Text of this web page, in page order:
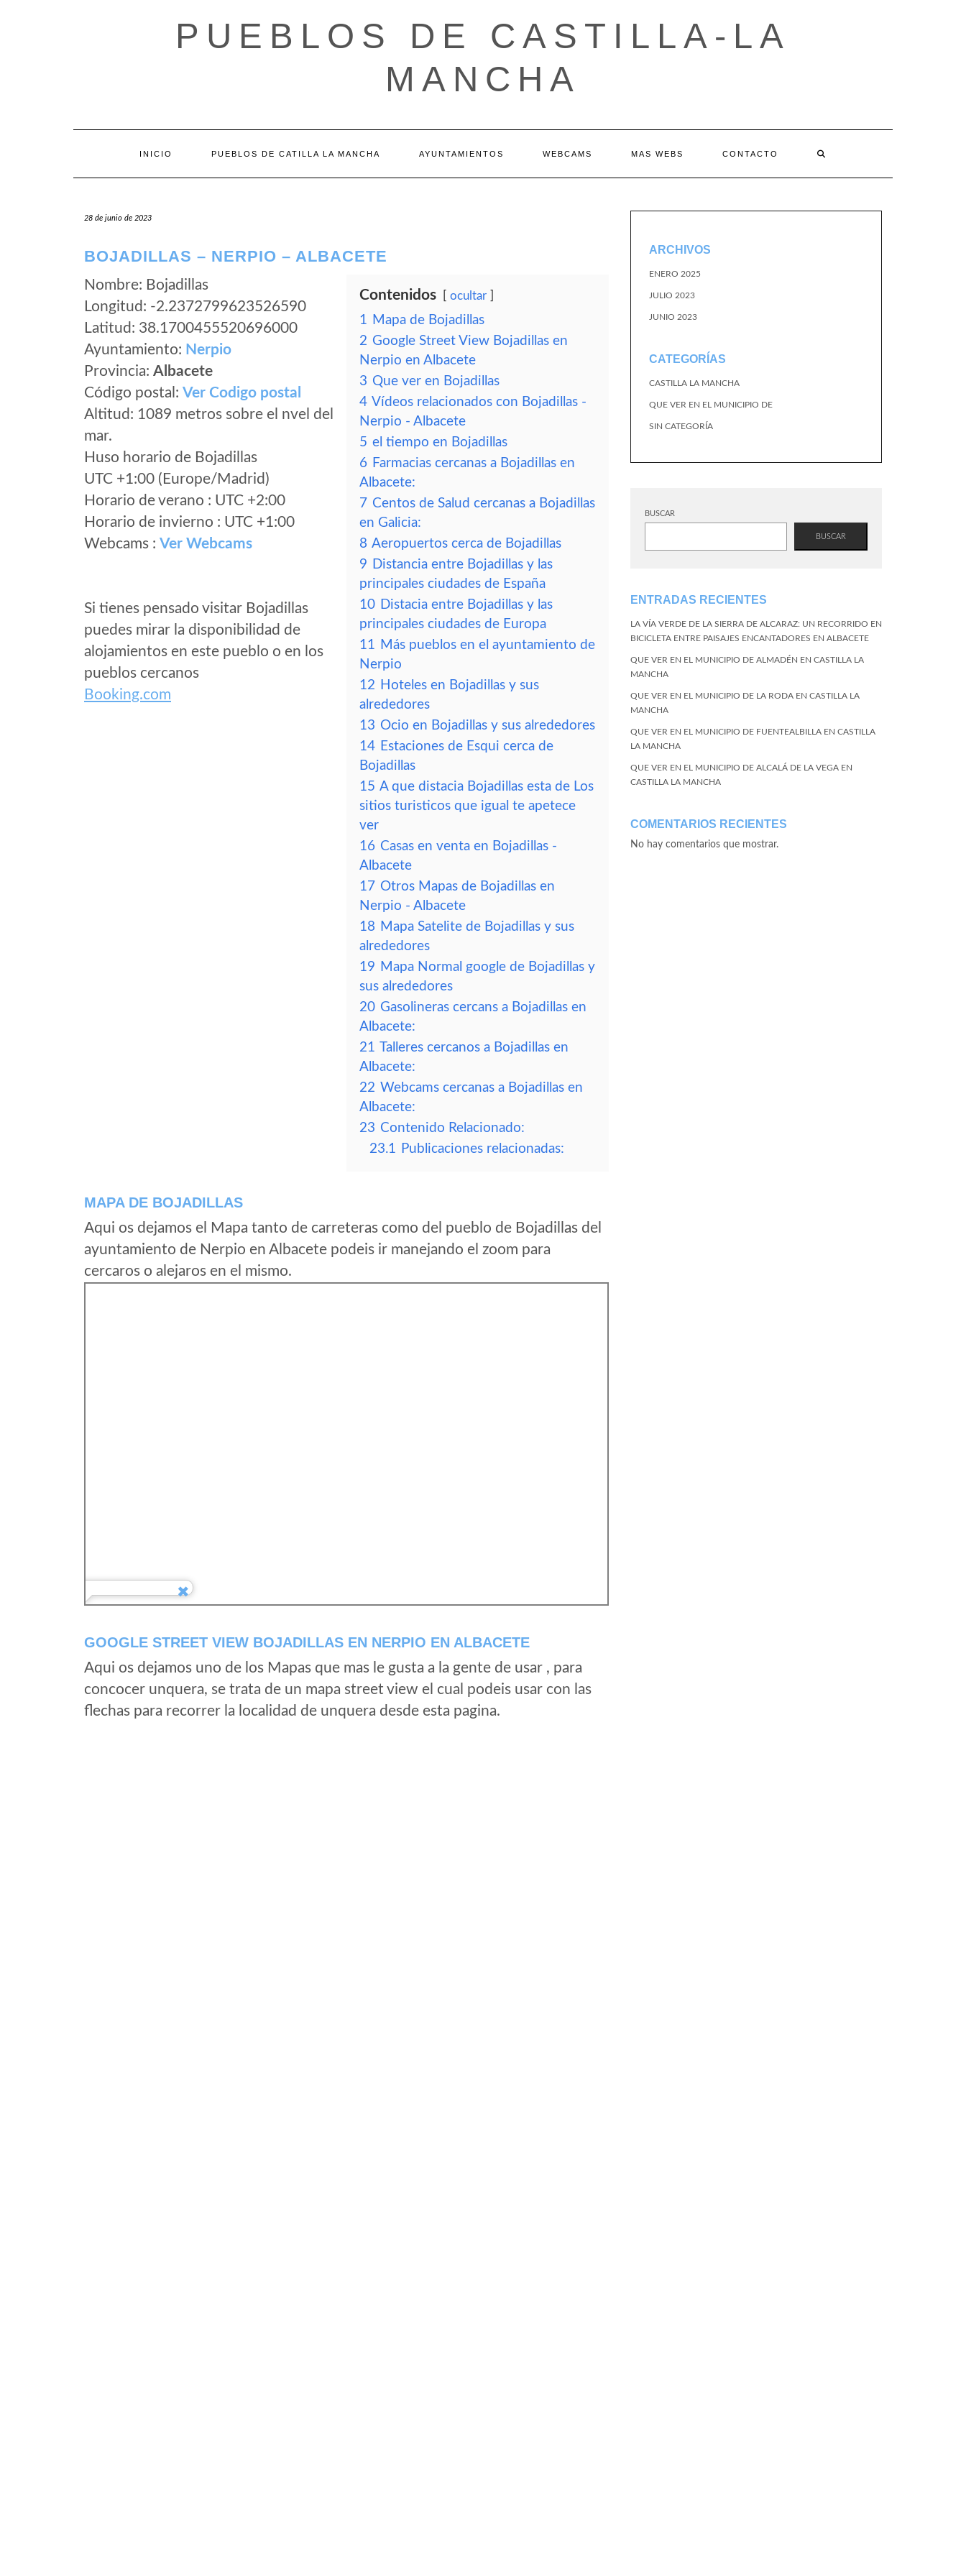
PUEBLOS DE CASTILLA-LA
MANCHA
INICIO PUEBLOS DE CATILLA LA MANCHA AYUNTAMIENTOS WEBCAMS MAS WEBS CONTACTO
28 de junio de 2023
BOJADILLAS – NERPIO – ALBACETE
Nombre: Bojadillas
Longitud: -2.2372799623526590
Latitud: 38.1700455520696000
Ayuntamiento: Nerpio
Provincia: Albacete
Código postal: Ver Codigo postal
Altitud: 1089 metros sobre el nvel del
mar.
Huso horario de Bojadillas
UTC +1:00 (Europe/Madrid)
Horario de verano : UTC +2:00
Horario de invierno : UTC +1:00
Webcams : Ver Webcams
Si tienes pensado visitar Bojadillas
puedes mirar la disponibilidad de
alojamientos en este pueblo o en los
pueblos cercanos
Booking.com
Contenidos ocultar
1 Mapa de Bojadillas
2 Google Street View Bojadillas en
Nerpio en Albacete
3 Que ver en Bojadillas
4 Vídeos relacionados con Bojadillas -
Nerpio - Albacete
5 el tiempo en Bojadillas
6 Farmacias cercanas a Bojadillas en
Albacete:
7 Centos de Salud cercanas a Bojadillas
en Galicia:
8 Aeropuertos cerca de Bojadillas
9 Distancia entre Bojadillas y las
principales ciudades de España
10 Distacia entre Bojadillas y las
principales ciudades de Europa
11 Más pueblos en el ayuntamiento de
Nerpio
12 Hoteles en Bojadillas y sus
alrededores
13 Ocio en Bojadillas y sus alrededores
14 Estaciones de Esqui cerca de
Bojadillas
15 A que distacia Bojadillas esta de Los
sitios turisticos que igual te apetece
ver
16 Casas en venta en Bojadillas -
Albacete
17 Otros Mapas de Bojadillas en
Nerpio - Albacete
18 Mapa Satelite de Bojadillas y sus
alrededores
19 Mapa Normal google de Bojadillas y
sus alrededores
20 Gasolineras cercans a Bojadillas en
Albacete:
21 Talleres cercanos a Bojadillas en
Albacete:
22 Webcams cercanas a Bojadillas en
Albacete:
23 Contenido Relacionado:
23.1 Publicaciones relacionadas:
MAPA DE BOJADILLAS
Aqui os dejamos el Mapa tanto de carreteras como del pueblo de Bojadillas del
ayuntamiento de Nerpio en Albacete podeis ir manejando el zoom para
cercaros o alejaros en el mismo.
GOOGLE STREET VIEW BOJADILLAS EN NERPIO EN ALBACETE
Aqui os dejamos uno de los Mapas que mas le gusta a la gente de usar , para
concocer unquera, se trata de un mapa street view el cual podeis usar con las
flechas para recorrer la localidad de unquera desde esta pagina.
ARCHIVOS
ENERO 2025
JULIO 2023
JUNIO 2023
CATEGORÍAS
CASTILLA LA MANCHA
QUE VER EN EL MUNICIPIO DE
SIN CATEGORÍA
BUSCAR
BUSCAR
ENTRADAS RECIENTES
LA VÍA VERDE DE LA SIERRA DE ALCARAZ: UN RECORRIDO EN
BICICLETA ENTRE PAISAJES ENCANTADORES EN ALBACETE
QUE VER EN EL MUNICIPIO DE ALMADÉN EN CASTILLA LA
MANCHA
QUE VER EN EL MUNICIPIO DE LA RODA EN CASTILLA LA
MANCHA
QUE VER EN EL MUNICIPIO DE FUENTEALBILLA EN CASTILLA
LA MANCHA
QUE VER EN EL MUNICIPIO DE ALCALÁ DE LA VEGA EN
CASTILLA LA MANCHA
COMENTARIOS RECIENTES
No hay comentarios que mostrar.